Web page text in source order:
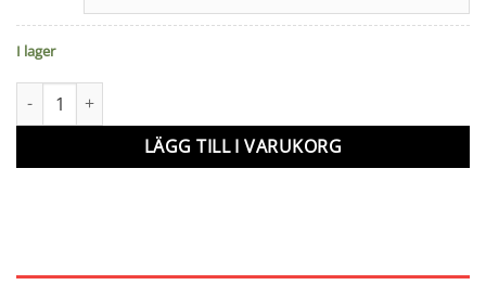
I lager
Ariat Gillette mängd
LÄGG TILL I VARUKORG